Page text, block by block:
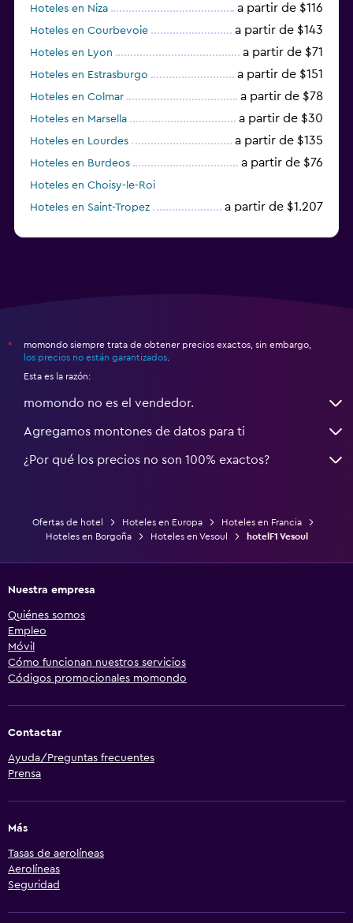
Hoteles en Niza a partir de $116
Hoteles en Courbevoie a partir de $143
Hoteles en Lyon a partir de $71
Hoteles en Estrasburgo a partir de $151
Hoteles en Colmar a partir de $78
Hoteles en Marsella a partir de $30
Hoteles en Lourdes a partir de $135
Hoteles en Burdeos a partir de $76
Hoteles en Choisy-le-Roi
Hoteles en Saint-Tropez
a partir de $1.207
*
momondo siempre trata de obtener precios exactos, sin embargo,
los precios no están garantizados
Esta es la razón:
momondo no es el vendedor.
Agregamos montones de datos para ti
¿Por qué los precios no son 100% exactos?
Ofertas de hotel Hoteles en Europa
Hoteles en Francia
Hoteles en Borgoña
Hoteles en Vesoul hotelF1 Vesoul
Nuestra empresa
Quiénes somos
Empleo
Móvil
Cómo funcionan nuestros servicios
Códigos promocionales momondo
Contactar
Ayuda/Preguntas frecuentes
Prensa
Más
Tasas de aerolíneas
Aerolíneas
Seguridad